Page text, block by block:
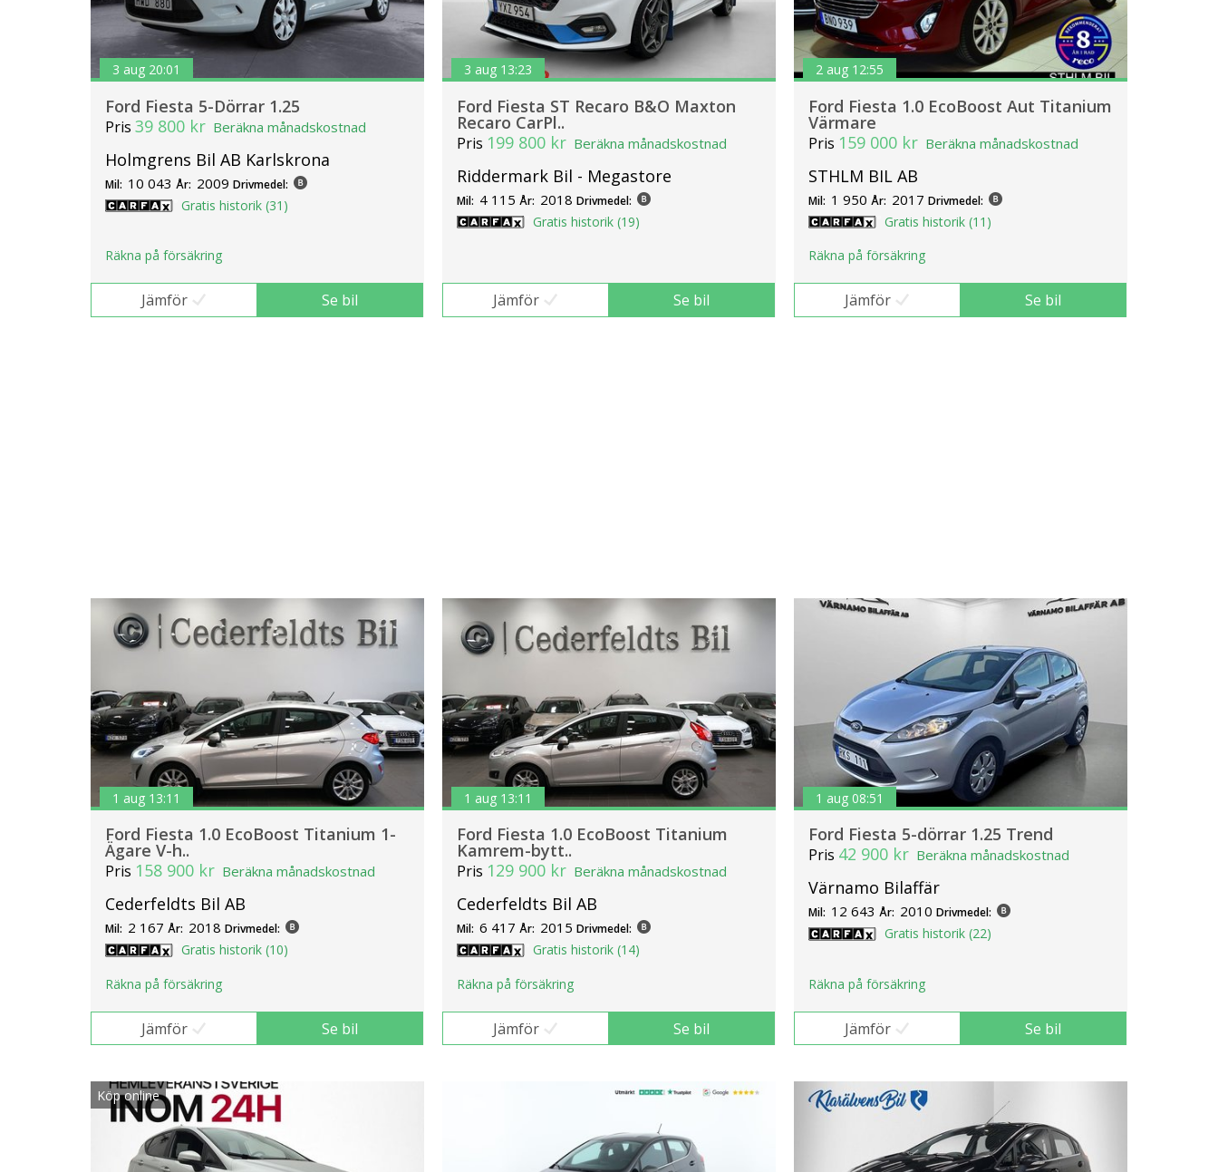
3 aug 20:01
Ford Fiesta 5-Dörrar 1.25
Pris 39 800 kr Beräkna månadskostnad
Holmgrens Bil AB Karlskrona
Mil: 10 043 År: 2009 Drivmedel:
Gratis historik (31)
Räkna på försäkring
Jämför Se bil
3 aug 13:23
Ford Fiesta ST Recaro B&O Maxton
Recaro CarPl..
Pris 199 800 kr Beräkna månadskostnad
Riddermark Bil - Megastore
Mil: 4 115 År: 2018 Drivmedel:
Gratis historik (19)
Jämför Se bil
2 aug 12:55
Ford Fiesta 1.0 EcoBoost Aut Titanium
Värmare
Pris 159 000 kr Beräkna månadskostnad
STHLM BIL AB
Mil: 1 950 År: 2017 Drivmedel:
Gratis historik (11)
Räkna på försäkring
Jämför Se bil
1 aug 13:11
Ford Fiesta 1.0 EcoBoost Titanium 1-
Ägare V-h..
Pris 158 900 kr Beräkna månadskostnad
Cederfeldts Bil AB
Mil: 2 167 År: 2018 Drivmedel:
Gratis historik (10)
Räkna på försäkring
Jämför Se bil
1 aug 13:11
Ford Fiesta 1.0 EcoBoost Titanium
Kamrem-bytt..
Pris 129 900 kr Beräkna månadskostnad
Cederfeldts Bil AB
Mil: 6 417 År: 2015 Drivmedel:
Gratis historik (14)
Räkna på försäkring
Jämför Se bil
1 aug 08:51
Ford Fiesta 5-dörrar 1.25 Trend
Pris 42 900 kr Beräkna månadskostnad
Värnamo Bilaffär
Mil: 12 643 År: 2010 Drivmedel:
Gratis historik (22)
Räkna på försäkring
Jämför Se bil
Köp online